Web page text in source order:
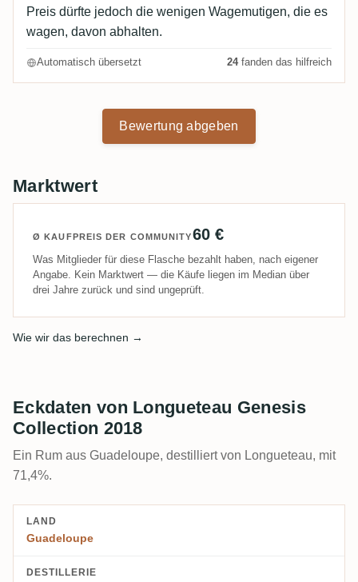
Preis dürfte jedoch die wenigen Wagemutigen, die es
wagen, davon abhalten.
Automatisch übersetzt 24fanden das hilfreich
Bewertung abgeben
Marktwert
Ø KAUFPREIS DER COMMUNITY60 €
Was Mitglieder für diese Flasche bezahlt haben, nach eigener
Angabe. Kein Marktwert — die Käufe liegen im Median über
drei Jahre zurück und sind ungeprüft.
Wie wir das berechnen →
Eckdaten von Longueteau Genesis
Collection 2018
Ein Rum aus Guadeloupe, destilliert von Longueteau, mit
71,4%.
LAND
Guadeloupe
DESTILLERIE